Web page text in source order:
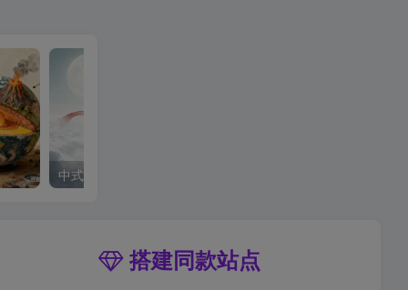
中式梦核
搭建同款站点